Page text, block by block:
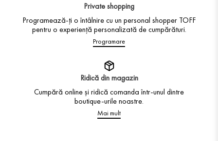
Private shopping
Programează-ți o întâlnire cu un personal shopper TOFF
pentru o experiență personalizată de cumpărături.
Programare
Ridică din magazin
Cumpără online și ridică comanda într-unul dintre
boutique-urile noastre.
Mai mult